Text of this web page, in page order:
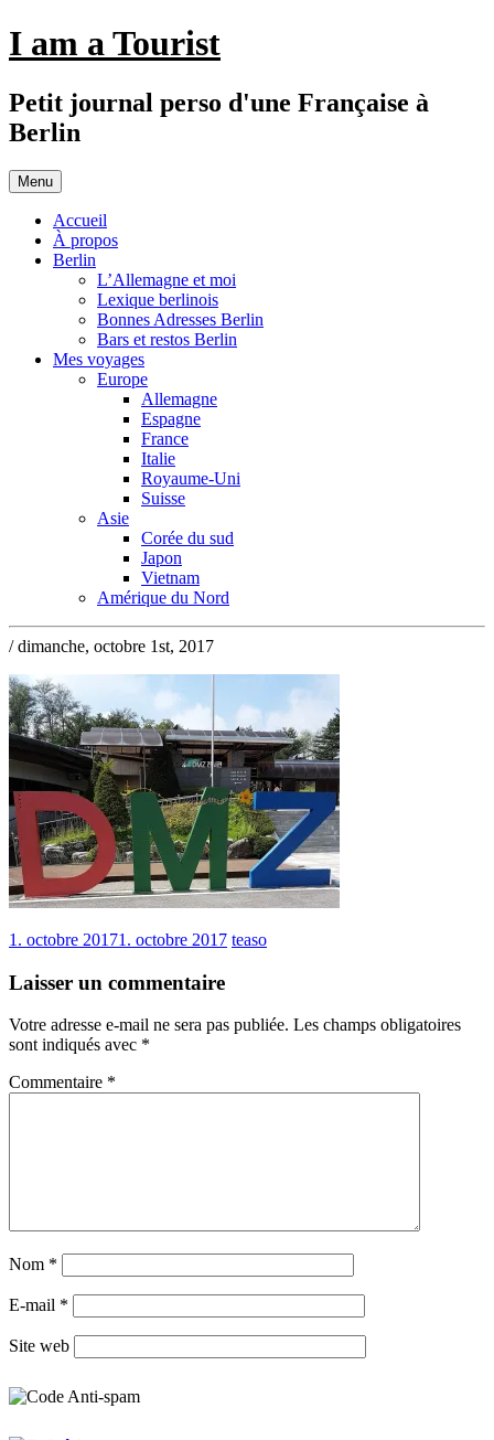
Aller
au
I am a Tourist
Petit journal perso d'une Française à
Berlin
Menu
Accueil
À propos
Berlin
L’Allemagne et moi
Lexique berlinois
Bonnes Adresses Berlin
Bars et restos Berlin
Mes voyages
Europe
Allemagne
Espagne
France
Italie
Royaume-Uni
Suisse
Asie
Corée du sud
Japon
Vietnam
Amérique du Nord
/ dimanche, octobre 1st, 2017
1. octobre 20171. octobre 2017 teaso
Laisser un commentaire
Votre adresse e-mail ne sera pas publiée. Les champs obligatoires
sont indiqués avec *
Commentaire *
Nom *
E-mail *
Site web